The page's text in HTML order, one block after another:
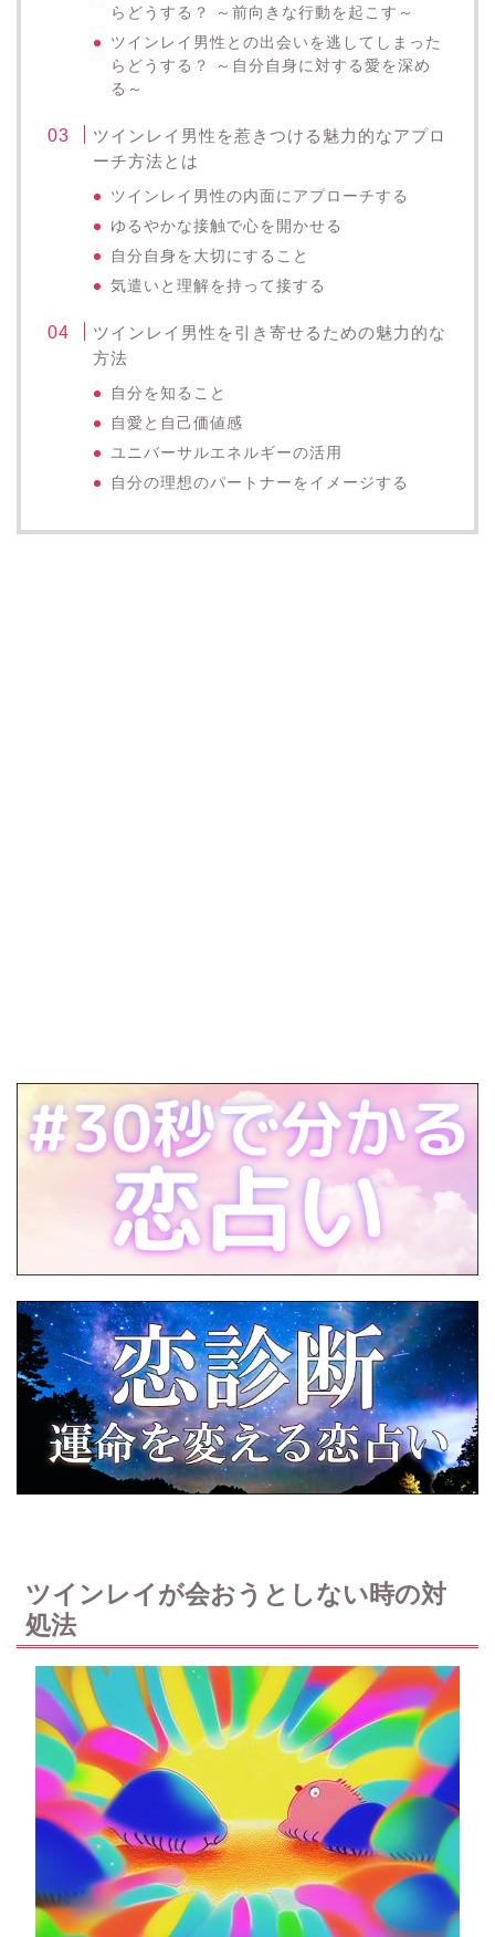
らどうする？ ～前向きな行動を起こす～
ツインレイ男性との出会いを逃してしまった
らどうする？ ～自分自身に対する愛を深め
る～
ツインレイ男性を惹きつける魅力的なアプロ
ーチ方法とは
ツインレイ男性の内面にアプローチする
ゆるやかな接触で心を開かせる
自分自身を大切にすること
気遣いと理解を持って接する
ツインレイ男性を引き寄せるための魅力的な
方法
自分を知ること
自愛と自己価値感
ユニバーサルエネルギーの活用
自分の理想のパートナーをイメージする
ツインレイが会おうとしない時の対
処法